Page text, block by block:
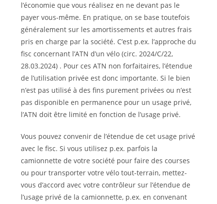
l’économie que vous réalisez en ne devant pas le
payer vous-même. En pratique, on se base toutefois
généralement sur les amortissements et autres frais
pris en charge par la société. C’est p.ex. l’approche du
fisc concernant l’ATN d’un vélo (circ. 2024/C/22,
28.03.2024) . Pour ces ATN non forfaitaires, l’étendue
de l’utilisation privée est donc importante. Si le bien
n’est pas utilisé à des fins purement privées ou n’est
pas disponible en permanence pour un usage privé,
l’ATN doit être limité en fonction de l’usage privé.
Vous pouvez convenir de l’étendue de cet usage privé
avec le fisc. Si vous utilisez p.ex. parfois la
camionnette de votre société pour faire des courses
ou pour transporter votre vélo tout-terrain, mettez-
vous d’accord avec votre contrôleur sur l’étendue de
l’usage privé de la camionnette, p.ex. en convenant